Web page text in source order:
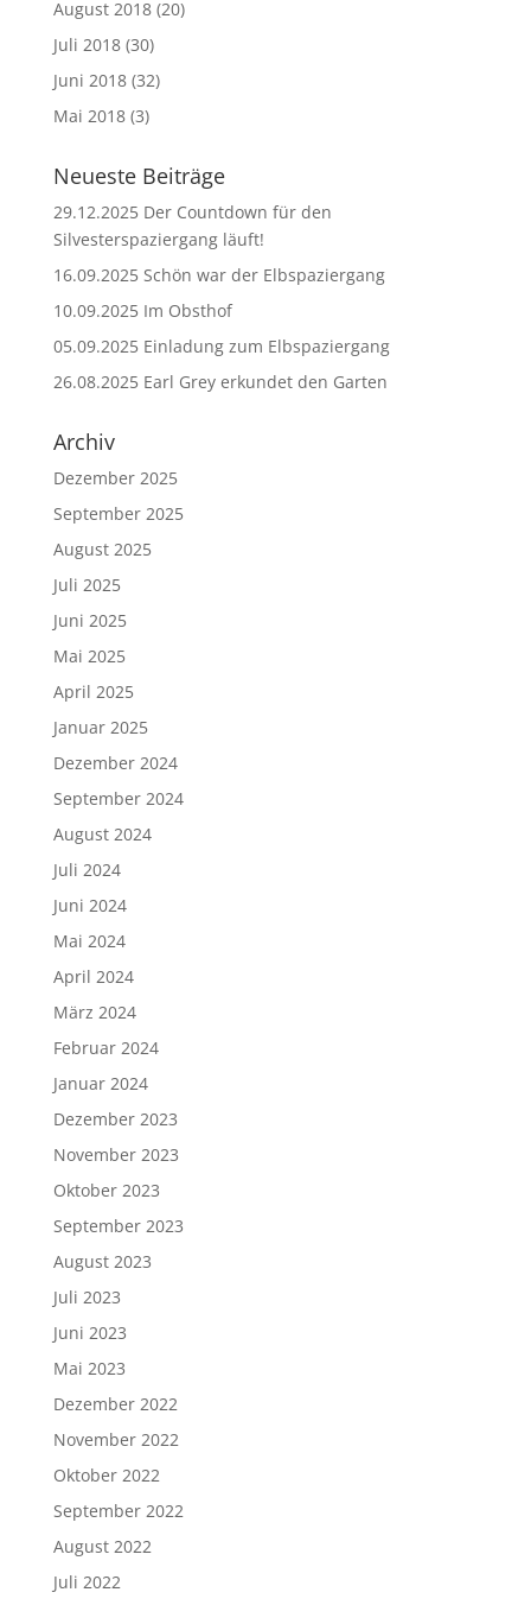
August 2018(20)
Juli 2018(30)
Juni 2018(32)
Mai 2018(3)
Neueste Beiträge
29.12.2025 Der Countdown für den
Silvesterspaziergang läuft!
16.09.2025 Schön war der Elbspaziergang
10.09.2025 Im Obsthof
05.09.2025 Einladung zum Elbspaziergang
26.08.2025 Earl Grey erkundet den Garten
Archiv
Dezember 2025
September 2025
August 2025
Juli 2025
Juni 2025
Mai 2025
April 2025
Januar 2025
Dezember 2024
September 2024
August 2024
Juli 2024
Juni 2024
Mai 2024
April 2024
März 2024
Februar 2024
Januar 2024
Dezember 2023
November 2023
Oktober 2023
September 2023
August 2023
Juli 2023
Juni 2023
Mai 2023
Dezember 2022
November 2022
Oktober 2022
September 2022
August 2022
Juli 2022